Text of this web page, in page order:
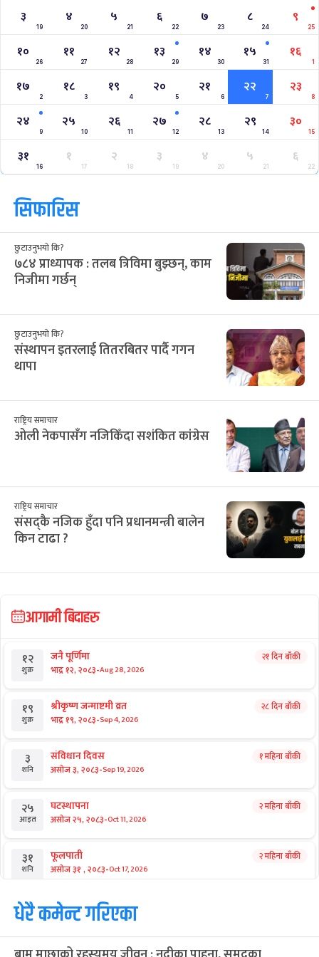
३
19
४
20
५
21
६
22
७
23
८
24
९
25
१०
26
११
27
१२
28
१३
29
१४
30
१५
31
१६
1
१७
2
१८
3
१९
4
२०
5
२१
6
२२
7
२३
8
२४
9
२५
10
२६
11
२७
12
२८
13
२९
14
३०
15
३१
16
१
17
२
18
३
19
४
20
५
21
६
22
सिफारिस
छुटाउनुभयो कि?
७८४ प्राध्यापक : तलब त्रिविमा बुझ्छन्, काम
निजीमा गर्छन्
छुटाउनुभयो कि?
संस्थापन इतरलाई तितरबितर पार्दै गगन
थापा
राष्ट्रिय समाचार
ओली नेकपासँग नजिकिँदा सशंकित कांग्रेस
राष्ट्रिय समाचार
संसद्कै नजिक हुँदा पनि प्रधानमन्त्री बालेन
किन टाढा ?
आगामी बिदाहरु
१२
शुक्र
जनै पूर्णिमा
भाद्र १२, २०८३-Aug 28, 2026
२१ दिन बाँकी
१९
शुक्र
श्रीकृष्ण जन्माष्टमी व्रत
भाद्र १९, २०८३-Sep 4, 2026
२८ दिन बाँकी
३
शनि
संविधान दिवस
असोज ३, २०८३-Sep 19, 2026
१ महिना बाँकी
२५
आइत
घटस्थापना
असोज २५, २०८३-Oct 11, 2026
२ महिना बाँकी
३१
शनि
फूलपाती
असोज ३१ , २०८३-Oct 17, 2026
२ महिना बाँकी
१
आइत
कार्तिक सङ्क्रान्ति
कार्तिक १, २०८३-Oct 18, 2026
धेरै कमेन्ट गरिएका